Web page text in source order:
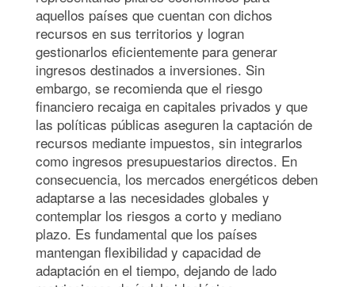
aquellos países que cuentan con dichos
recursos en sus territorios y logran
gestionarlos eficientemente para generar
ingresos destinados a inversiones. Sin
embargo, se recomienda que el riesgo
financiero recaiga en capitales privados y que
las políticas públicas aseguren la captación de
recursos mediante impuestos, sin integrarlos
como ingresos presupuestarios directos. En
consecuencia, los mercados energéticos deben
adaptarse a las necesidades globales y
contemplar los riesgos a corto y mediano
plazo. Es fundamental que los países
mantengan flexibilidad y capacidad de
adaptación en el tiempo, dejando de lado